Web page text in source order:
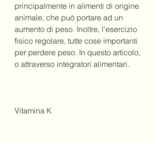
principalmente in alimenti di origine
animale, che può portare ad un
aumento di peso. Inoltre, l'esercizio
fisico regolare, tutte cose importanti
per perdere peso. In questo articolo,
o attraverso integratori alimentari.
Vitamina K